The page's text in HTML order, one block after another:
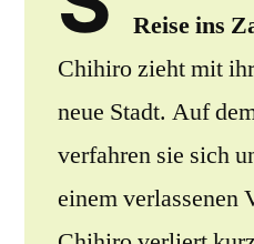
Reise ins
Chihiro zieht mit
neue Stadt. Auf
verfahren sie sich
einem verlassenen